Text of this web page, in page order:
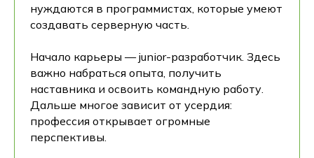
нуждаются в программистах, которые умеют
создавать серверную часть.
Начало карьеры — junior-разработчик. Здесь
важно набраться опыта, получить
наставника и освоить командную работу.
Дальше многое зависит от усердия:
профессия открывает огромные
перспективы.